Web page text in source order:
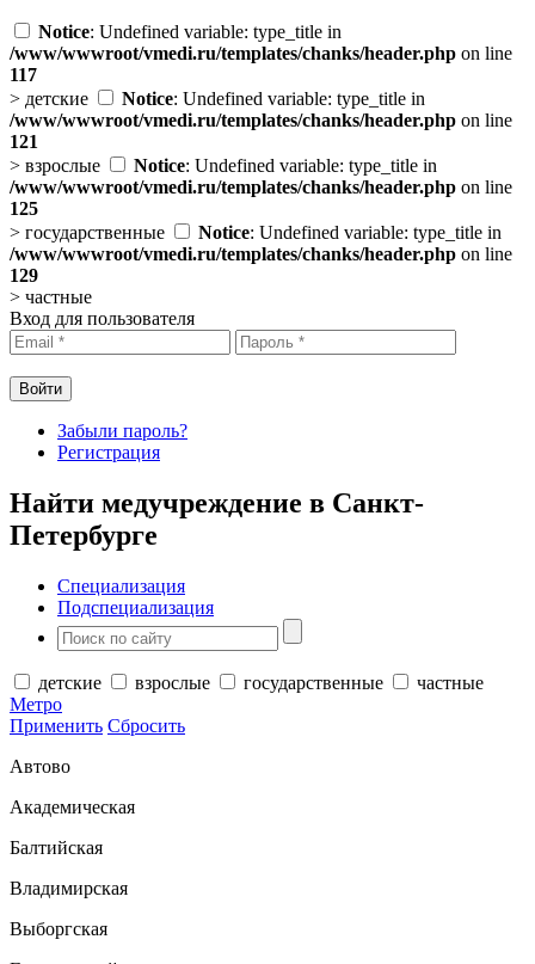
Notice: Undefined variable: type_title in
/www/wwwroot/vmedi.ru/templates/chanks/header.php on line
117
> детские Notice: Undefined variable: type_title in
/www/wwwroot/vmedi.ru/templates/chanks/header.php on line
121
> взрослые Notice: Undefined variable: type_title in
/www/wwwroot/vmedi.ru/templates/chanks/header.php on line
125
> государственные Notice: Undefined variable: type_title in
/www/wwwroot/vmedi.ru/templates/chanks/header.php on line
129
> частные
Вход для пользователя
Забыли пароль?
Регистрация
Найти медучреждение в Санкт-
Петербурге
Специализация
Подспециализация
детские взрослые государственные
частные
Метро
Применить Сбросить
Автово
Академическая
Балтийская
Владимирская
Выборгская